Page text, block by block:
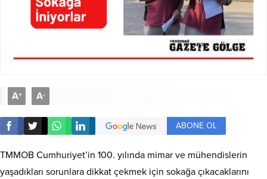
A+ A-
ABONE OL
TMMOB Cumhuriyet’in 100. yılında mimar ve mühendislerin
yaşadıkları sorunlara dikkat çekmek için sokağa çıkacaklarını